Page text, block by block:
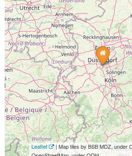
Leaflet
| Map tiles by BSB MDZ, under